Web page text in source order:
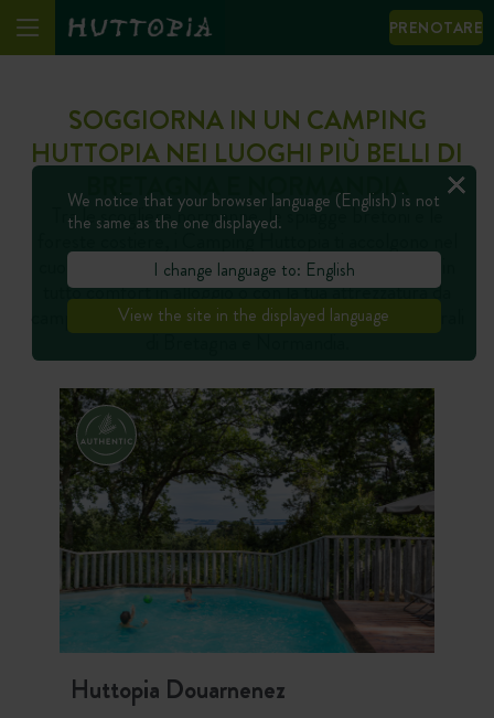
PRENOTARE
SOGGIORNA IN UN CAMPING
HUTTOPIA NEI LUOGHI PIÙ BELLI DI
BRETAGNA E NORMANDIA
Tra le scogliere normanne, le spiagge bretoni e le
foreste costiere, i Camping Huttopia ti accolgono nel
cuore di paesaggi selvaggi e rigeneranti. Soggiorna in
tutto comfort in alloggio o con la tua attrezzatura da
campeggio, a due passi dai più bei siti naturali e culturali
di Bretagna e Normandia.
Huttopia Douarnenez
We notice that your browser language (English) is not
the same as the one displayed.
I change language to: English
View the site in the displayed language